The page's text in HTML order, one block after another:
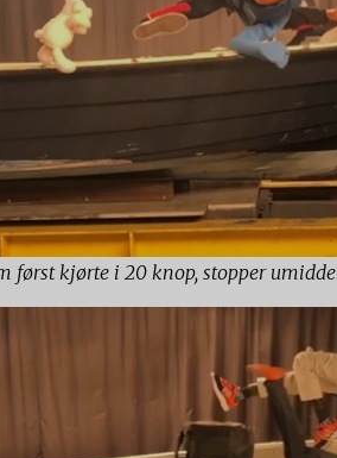
først kjørte i 20 knop, stopper